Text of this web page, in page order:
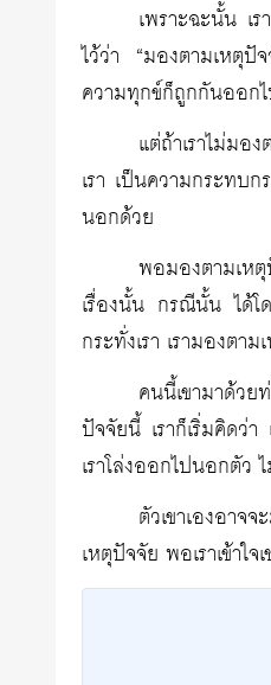
เพราะฉะนั้น เ
ไว้ว่า “มองตามเหตุ
ความทุกข์ก็ถูกกันออกไ
แต่ถ้าเราไม่มอ
เรา เป็นความกระทบ
นอกด้วย
พอมองตามเหตุ
เรื่องนั้น กรณีนั้น ได้โ
กระทั่งเรา เรามองตา
คนนี้เขามาด้ว
ปัจจัยนี้ เราก็เริ่มคิดว่
เราโล่งออกไปนอกตัว
ตัวเขาเองอาจ
เหตุปัจจัย พอเราเข้าใ